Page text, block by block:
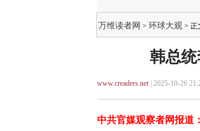
万维读者网 > 环球大观 > 正
韩总
www.creaders.net| 2025-10-26
中共官媒观察者网报道：